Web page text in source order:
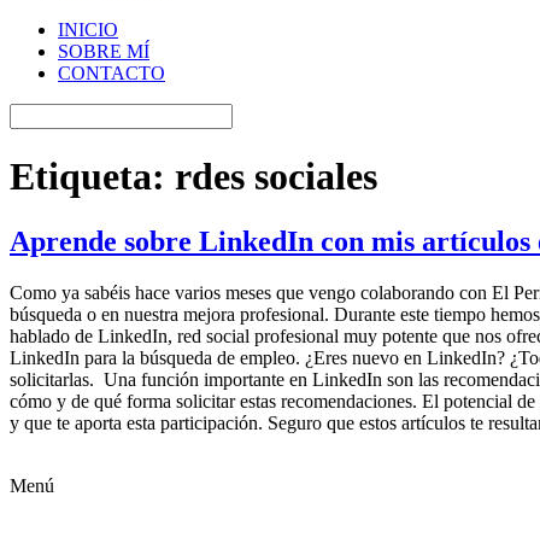
INICIO
SOBRE MÍ
CONTACTO
Etiqueta: rdes sociales
Aprende sobre LinkedIn con mis
Como ya sabéis hace varios meses que vengo colaborando con El
búsqueda o en nuestra mejora profesional. Durante este tiempo
hablado de LinkedIn, red social profesional muy potente que nos
LinkedIn para la búsqueda de empleo. ¿Eres nuevo en LinkedIn?
solicitarlas. Una función importante en LinkedIn son las
cómo y de qué forma solicitar estas recomendaciones. El potencial
y que te aporta esta participación. Seguro que estos artículos te
Menú